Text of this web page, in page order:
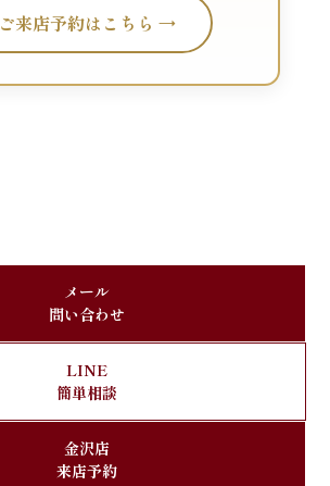
ご来店予約はこちら →
メール
問い合わせ
LINE
簡単相談
金沢店
来店予約